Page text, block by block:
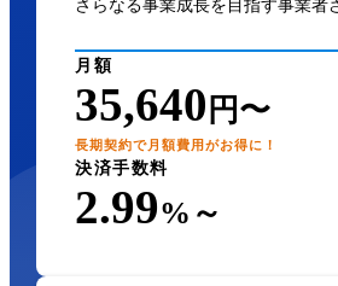
さらなる事業成長を目指す事業者
月額
35,640 円〜
長期契約で月額費用がお得に！
決済手数料
2.99%～